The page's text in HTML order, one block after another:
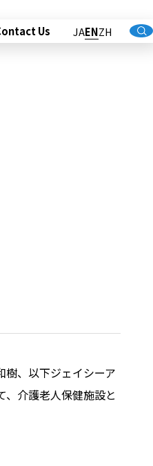
Us JAENZH
、以下ジェイシーア
介護老人保健施設と